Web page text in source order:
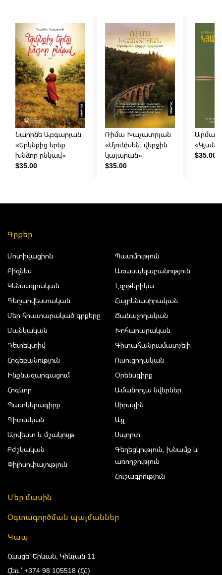
Նարինե Աբգարյան
«Երկնքից երեք
խնձոր ընկավ»
$35.00
Ռիմա Խաչատրյան
«Մյունխեն. վերջին
կայարան»
$35.00
Արման
$35.00
Գրքեր
Մոտիվացիոն
Բիզնես
Կենսագրական
Գեղարվեստական
Մեր հրատարակած գրքերը
Մանկական
Դետեկտիվ
Հոգեբանություն
Ինքնազարգացում
Հոգևոր
Պատկերագիրք
Գիտական
Արվեստ և մշակույթ
Բժշկական
Փիլիսոփայություն
Պատմություն
Առասպելաբանություն
Էզոթերիկա
Հայրենասիրական
Ճանաչողական
Խոհարարական
Գիտահանրամատչելի
Ուսուցողական
Օրենսգիրք
Ամանորյա նվերներ
Սիրային
Այլ
Սպորտ
Գեղեցկություն, խնամք և
առողջություն
Հուշագրություն
Մեր մասին
Օգտագործման պայմաններ
Կապ
Հասցե՝ Երևան, Կիևյան 11
Հեռ.՝ +374 98 105518 (ՀՀ)